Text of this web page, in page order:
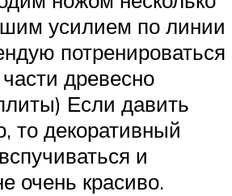
усилием по линии
потренироваться
древесно
Если давить
то декоративный
и
очень красиво.